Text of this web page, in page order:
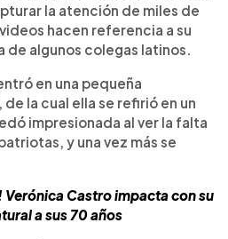
la atención de miles de
hacen referencia a su
de algunos colegas latinos.
en una pequeña
la cual ella se refirió en un
impresionada al ver la falta
y una vez más se
Verónica Castro impacta con su
a sus 70 años